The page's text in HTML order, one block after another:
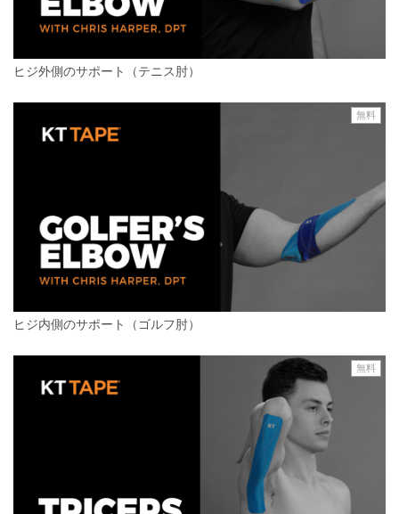
ヒジ外側のサポート（テニス肘）
ヒジ内側のサポート（ゴルフ肘）
無料
無料